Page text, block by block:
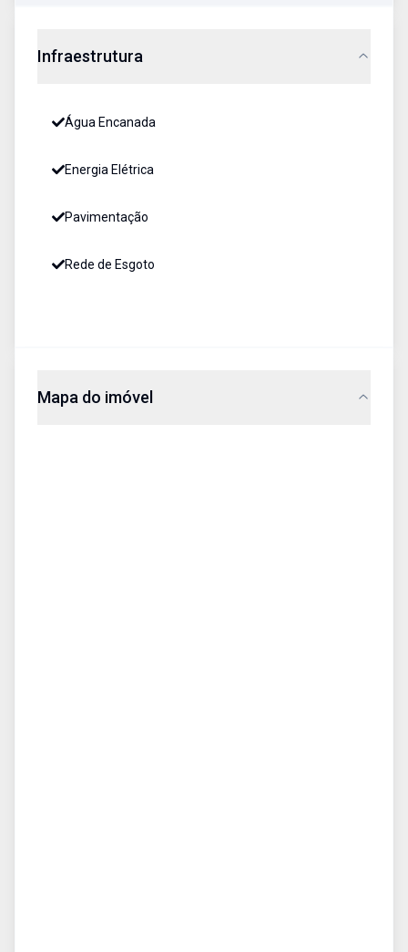
Infraestrutura
Água Encanada
Energia Elétrica
Pavimentação
Rede de Esgoto
Mapa do imóvel